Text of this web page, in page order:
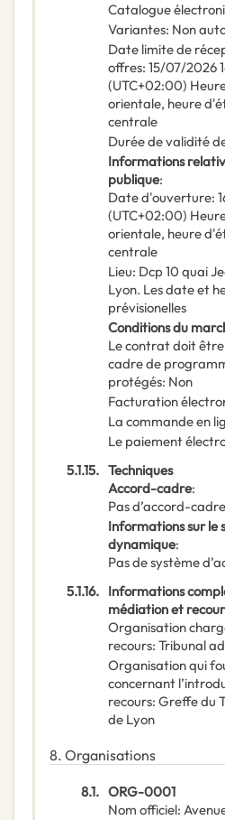
Catalogue
Variantes: Non
Date limite de
offres: 15/07/2026
(UTC+02:00)
orientale, heure
centrale
Durée de validité
Informations
publique:
Date d'ouverture:
(UTC+02:00)
orientale, heure
centrale
Lieu: Dcp 10 quai
Lyon. Les date et
prévisionelles
Conditions du
Le contrat doit
cadre de
protégés: Non
Facturation
La commande en
Le paiement
5.1.15. Techniques
Accord-cadre:
Pas d’accord-cadre
Informations sur le
dynamique:
Pas de système
5.1.16. Informations
médiation et
Organisation
recours: Tribunal
Organisation qui
concernant
recours: Greffe du
de Lyon
8. Organisations
8.1. ORG-0001
Nom officiel: